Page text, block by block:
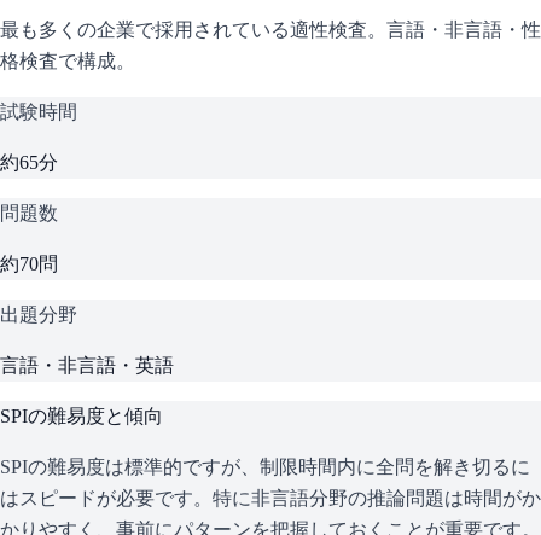
最も多くの企業で採用されている適性検査。言語・非言語・性
格検査で構成。
試験時間
約65分
問題数
約70問
出題分野
言語・非言語・英語
SPIの難易度と傾向
SPIの難易度は標準的ですが、制限時間内に全問を解き切るに
はスピードが必要です。特に非言語分野の推論問題は時間がか
かりやすく、事前にパターンを把握しておくことが重要です。